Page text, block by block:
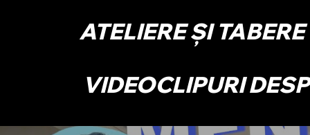
ATELIERE ȘI TABERE
VIDEOCLIPURI